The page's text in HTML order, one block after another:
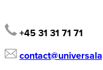
+45 31 31 71 71